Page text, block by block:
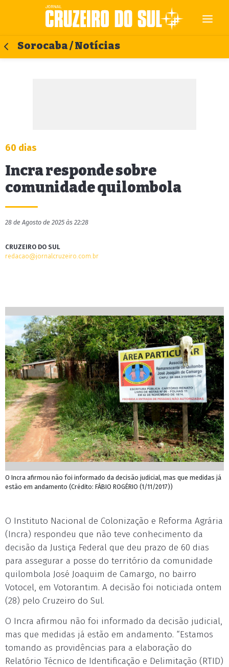
Sorocaba / Notícias
60 dias
Incra responde sobre
comunidade quilombola
28 de Agosto de 2025 às 22:28
CRUZEIRO DO SUL
redacao@jornalcruzeiro.com.br
O Incra afirmou não foi informado da decisão judicial, mas que medidas já
estão em andamento (Crédito: FÁBIO ROGÉRIO (1/11/2017))
O Instituto Nacional de Colonização e Reforma Agrária
(Incra) respondeu que não teve conhecimento da
decisão da Justiça Federal que deu prazo de 60 dias
para assegurar a posse do território da comunidade
quilombola José Joaquim de Camargo, no bairro
Votocel, em Votorantim. A decisão foi noticiada ontem
(28) pelo Cruzeiro do Sul.
O Incra afirmou não foi informado da decisão judicial,
mas que medidas já estão em andamento. “Estamos
tomando as providências para a elaboração do
Relatório Técnico de Identificação e Delimitação (RTID)